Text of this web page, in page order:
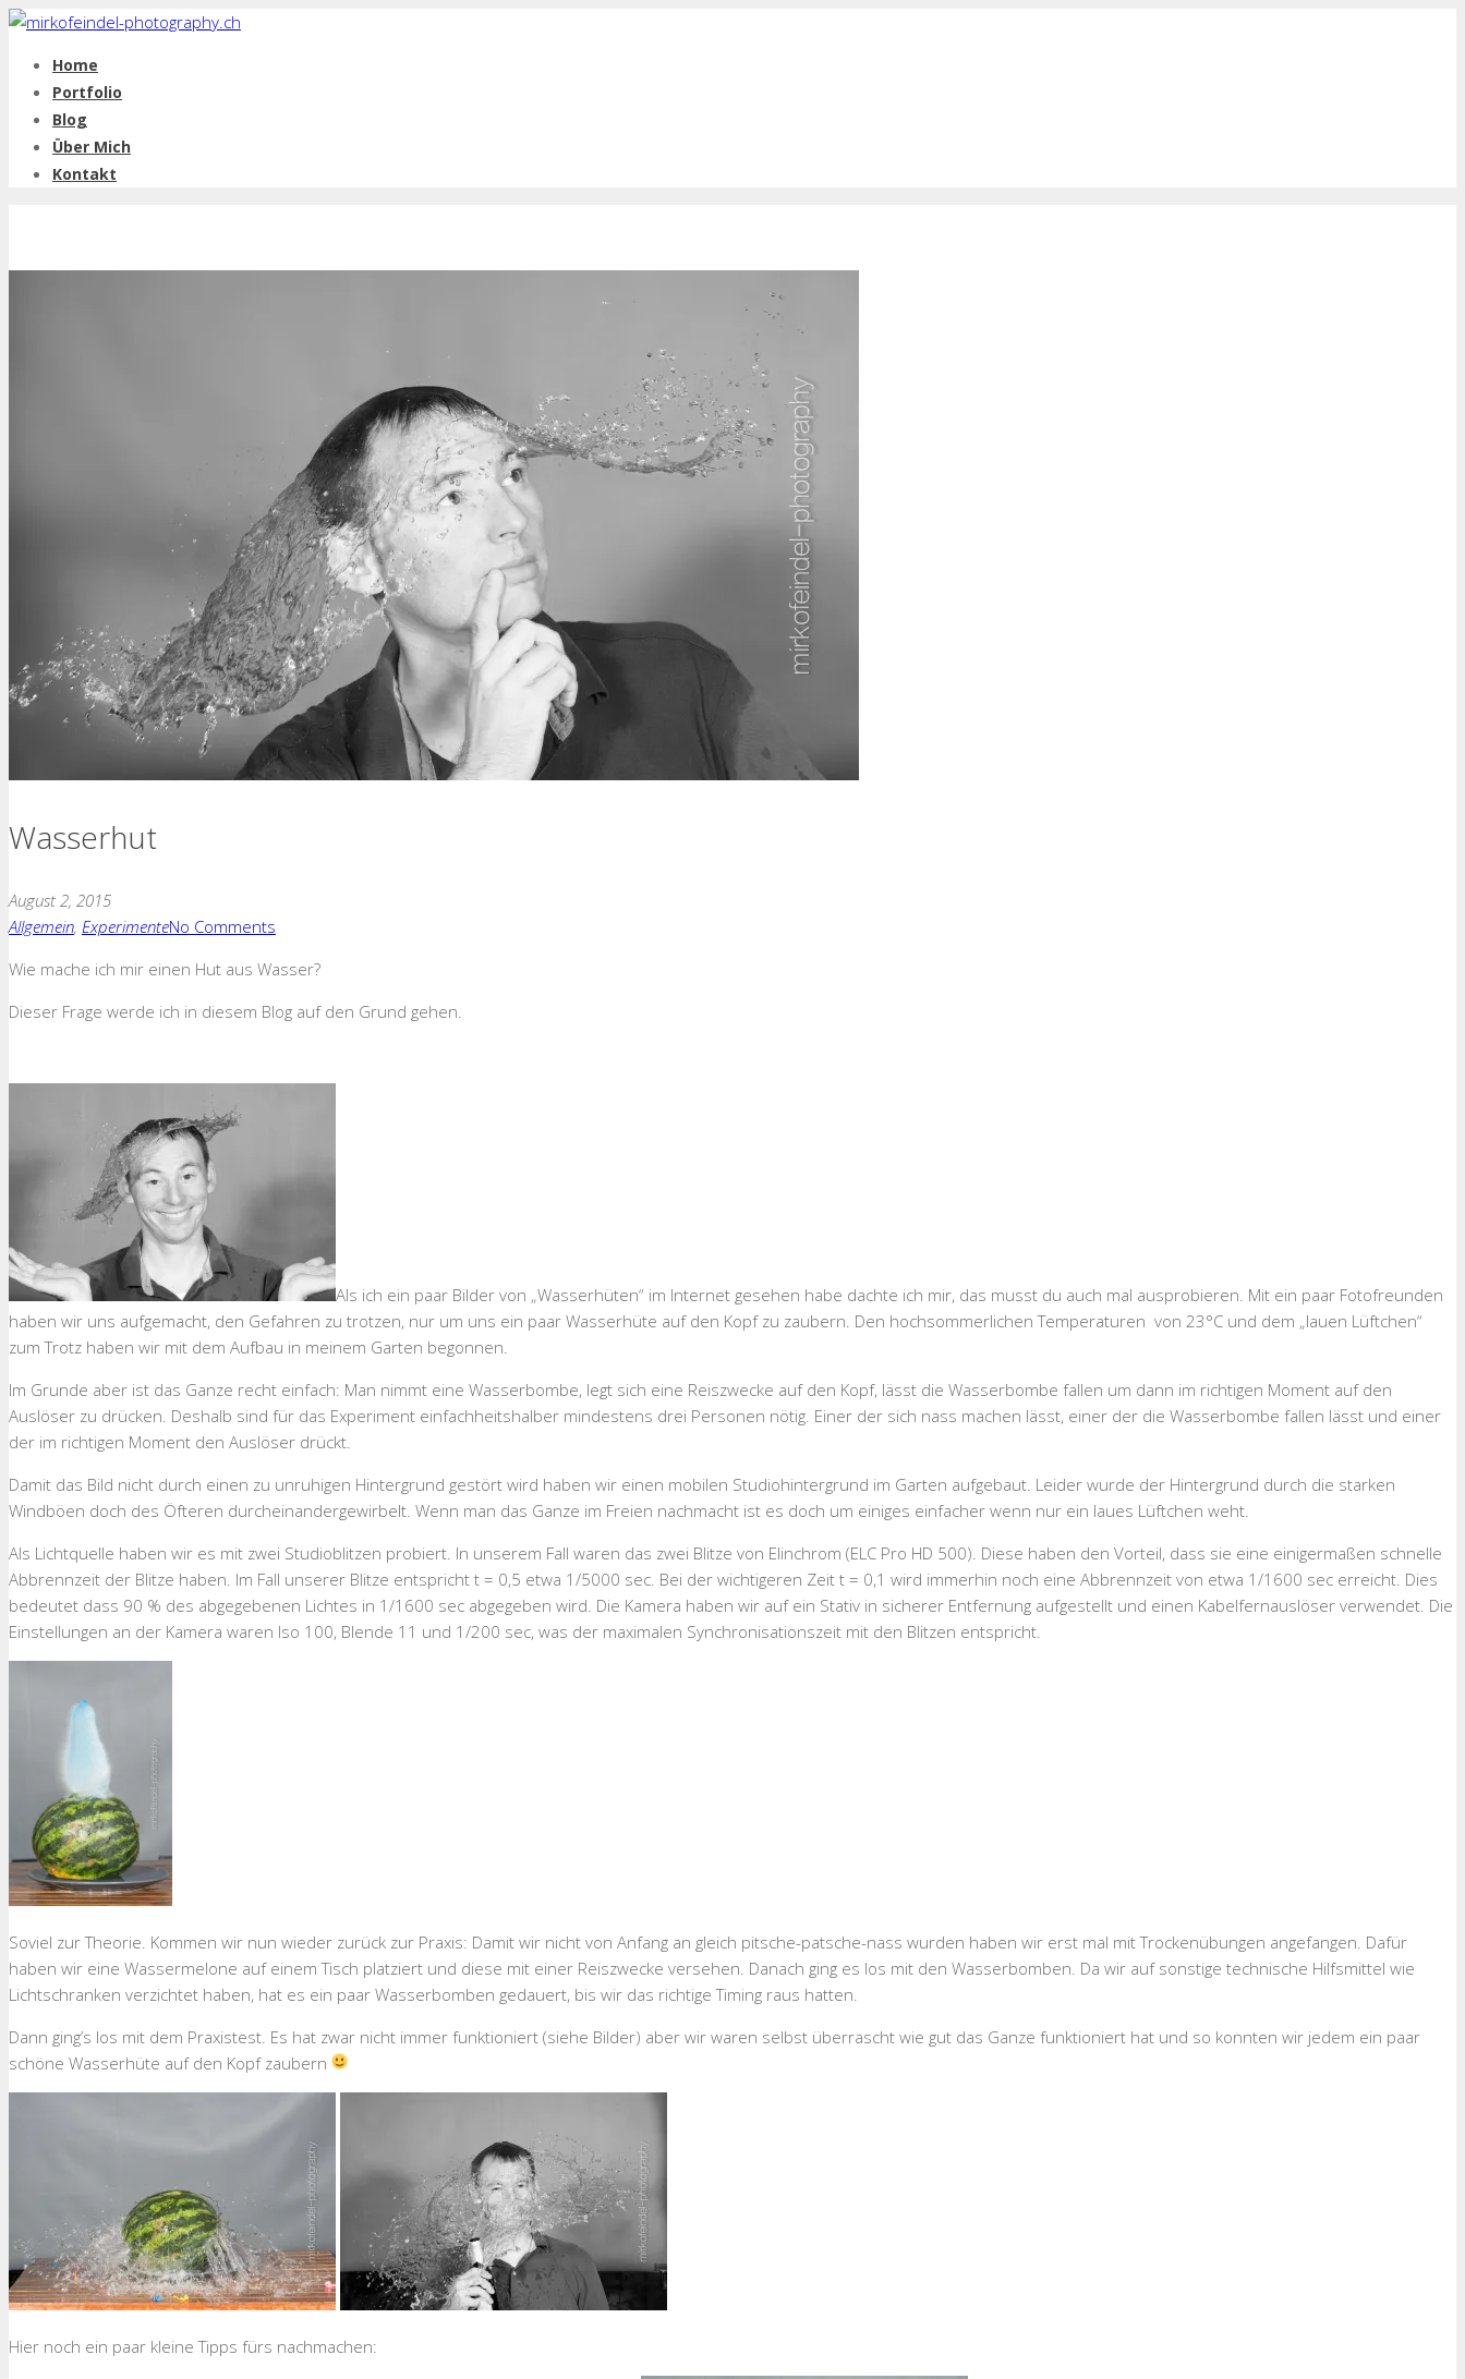
Home
Portfolio
Blog
Über Mich
Kontakt
Wasserhut
August 2, 2015
Allgemein, ExperimenteNo Comments
Wie mache ich mir einen Hut aus Wasser?
Dieser Frage werde ich in diesem Blog auf den Grund gehen.
Als ich ein paar Bilder von „Wasserhüten“ im Internet gesehen habe dachte ich mir, das musst du auch mal ausprobieren. Mit ein paar Fotofreunden
haben wir uns aufgemacht, den Gefahren zu trotzen, nur um uns ein paar Wasserhüte auf den Kopf zu zaubern. Den hochsommerlichen Temperaturen von 23°C und dem „lauen Lüftchen“
zum Trotz haben wir mit dem Aufbau in meinem Garten begonnen.
Im Grunde aber ist das Ganze recht einfach: Man nimmt eine Wasserbombe, legt sich eine Reiszwecke auf den Kopf, lässt die Wasserbombe fallen um dann im richtigen Moment auf den
Auslöser zu drücken. Deshalb sind für das Experiment einfachheitshalber mindestens drei Personen nötig. Einer der sich nass machen lässt, einer der die Wasserbombe fallen lässt und einer
der im richtigen Moment den Auslöser drückt.
Damit das Bild nicht durch einen zu unruhigen Hintergrund gestört wird haben wir einen mobilen Studiohintergrund im Garten aufgebaut. Leider wurde der Hintergrund durch die starken
Windböen doch des Öfteren durcheinandergewirbelt. Wenn man das Ganze im Freien nachmacht ist es doch um einiges einfacher wenn nur ein laues Lüftchen weht.
Als Lichtquelle haben wir es mit zwei Studioblitzen probiert. In unserem Fall waren das zwei Blitze von Elinchrom (ELC Pro HD 500). Diese haben den Vorteil, dass sie eine einigermaßen schnelle
Abbrennzeit der Blitze haben. Im Fall unserer Blitze entspricht t = 0,5 etwa 1/5000 sec. Bei der wichtigeren Zeit t = 0,1 wird immerhin noch eine Abbrennzeit von etwa 1/1600 sec erreicht. Dies
bedeutet dass 90 % des abgegebenen Lichtes in 1/1600 sec abgegeben wird. Die Kamera haben wir auf ein Stativ in sicherer Entfernung aufgestellt und einen Kabelfernauslöser verwendet. Die
Einstellungen an der Kamera waren Iso 100, Blende 11 und 1/200 sec, was der maximalen Synchronisationszeit mit den Blitzen entspricht.
Soviel zur Theorie. Kommen wir nun wieder zurück zur Praxis: Damit wir nicht von Anfang an gleich pitsche-patsche-nass wurden haben wir erst mal mit Trockenübungen angefangen. Dafür
haben wir eine Wassermelone auf einem Tisch platziert und diese mit einer Reiszwecke versehen. Danach ging es los mit den Wasserbomben. Da wir auf sonstige technische Hilfsmittel wie
Lichtschranken verzichtet haben, hat es ein paar Wasserbomben gedauert, bis wir das richtige Timing raus hatten.
Dann ging’s los mit dem Praxistest. Es hat zwar nicht immer funktioniert (siehe Bilder) aber wir waren selbst überrascht wie gut das Ganze funktioniert hat und so konnten wir jedem ein paar
schöne Wasserhüte auf den Kopf zaubern
Hier noch ein paar kleine Tipps fürs nachmachen: